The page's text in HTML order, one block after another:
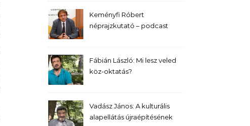
Keményfi Róbert
néprajzkutató – podcast
Fábián László: Mi lesz veled
köz-oktatás?
Vadász János: A kulturális
alapellátás újraépítésének